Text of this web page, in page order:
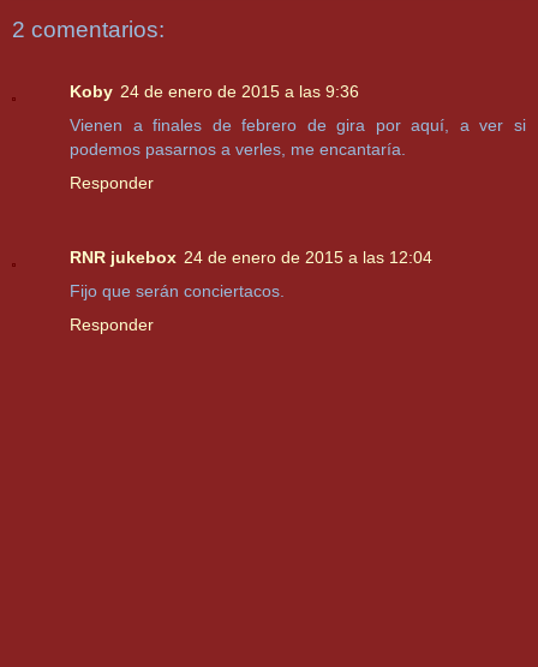
2 comentarios:
Koby 24 de enero de 2015 a las 9:36
Vienen a finales de febrero de gira por aquí, a ver si
podemos pasarnos a verles, me encantaría.
Responder
RNR jukebox 24 de enero de 2015 a las 12:04
Fijo que serán conciertacos.
Responder